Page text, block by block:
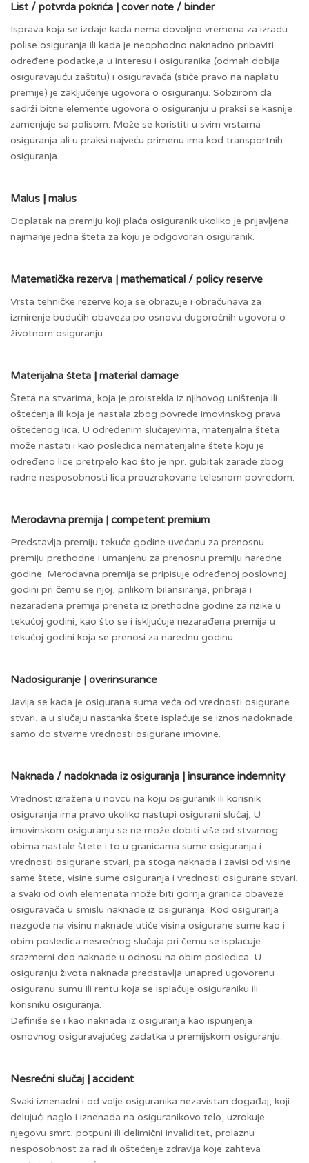
List / potvrda pokrića | cover note / binder
Isprava koja se izdaje kada nema dovoljno vremena za izradu
polise osiguranja ili kada je neophodno naknadno pribaviti
određene podatke,a u interesu i osiguranika (odmah dobija
osiguravajuću zaštitu) i osiguravača (stiče pravo na naplatu
premije) je zaključenje ugovora o osiguranju. Sobzirom da
sadrži bitne elemente ugovora o osiguranju u praksi se kasnije
zamenjuje sa polisom. Može se koristiti u svim vrstama
osiguranja ali u praksi najveću primenu ima kod transportnih
osiguranja.
Malus | malus
Doplatak na premiju koji plaća osiguranik ukoliko je prijavljena
najmanje jedna šteta za koju je odgovoran osiguranik.
Matematička rezerva | mathematical / policy reserve
Vrsta tehničke rezerve koja se obrazuje i obračunava za
izmirenje budućih obaveza po osnovu dugoročnih ugovora o
životnom osiguranju.
Materijalna šteta | material damage
Šteta na stvarima, koja je proistekla iz njihovog uništenja ili
oštećenja ili koja je nastala zbog povrede imovinskog prava
oštećenog lica. U određenim slučajevima, materijalna šteta
može nastati i kao posledica nematerijalne štete koju je
određeno lice pretrpelo kao što je npr. gubitak zarade zbog
radne nesposobnosti lica prouzrokovane telesnom povredom.
Merodavna premija | competent premium
Predstavlja premiju tekuće godine uvećanu za prenosnu
premiju prethodne i umanjenu za prenosnu premiju naredne
godine. Merodavna premija se pripisuje određenoj poslovnoj
godini pri čemu se njoj, prilikom bilansiranja, pribraja i
nezarađena premija preneta iz prethodne godine za rizike u
tekućoj godini, kao što se i isključuje nezarađena premija u
tekućoj godini koja se prenosi za narednu godinu.
Nadosiguranje | overinsurance
Javlja se kada je osigurana suma veća od vrednosti osigurane
stvari, a u slučaju nastanka štete isplaćuje se iznos nadoknade
samo do stvarne vrednosti osigurane imovine.
Naknada / nadoknada iz osiguranja | insurance indemnity
Vrednost izražena u novcu na koju osiguranik ili korisnik
osiguranja ima pravo ukoliko nastupi osigurani slučaj. U
imovinskom osiguranju se ne može dobiti više od stvarnog
obima nastale štete i to u granicama sume osiguranja i
vrednosti osigurane stvari, pa stoga naknada i zavisi od visine
same štete, visine sume osiguranja i vrednosti osigurane stvari,
a svaki od ovih elemenata može biti gornja granica obaveze
osiguravača u smislu naknade iz osiguranja. Kod osiguranja
nezgode na visinu naknade utiče visina osigurane sume kao i
obim posledica nesrećnog slučaja pri čemu se isplaćuje
srazmerni deo naknade u odnosu na obim posledica. U
osiguranju života naknada predstavlja unapred ugovorenu
osiguranu sumu ili rentu koja se isplaćuje osiguraniku ili
korisniku osiguranja.
Definiše se i kao naknada iz osiguranja kao ispunjenja
osnovnog osiguravajućeg zadatka u premijskom osiguranju.
Nesrećni slučaj | accident
Svaki iznenadni i od volje osiguranika nezavistan događaj, koji
delujući naglo i iznenada na osiguranikovo telo, uzrokuje
njegovu smrt, potpuni ili delimični invaliditet, prolaznu
nesposobnost za rad ili oštećenje zdravlja koje zahteva